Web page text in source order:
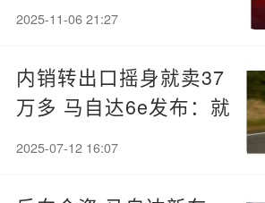
2025-11-06 21:27
内销转出口摇身就卖37
万多 马自达6e发布：就
2025-07-12 16:07